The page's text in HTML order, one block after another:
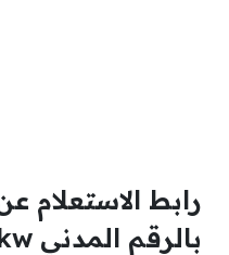
رابط الاستعلام
بالرقم المدني sahel.paci.gov.kw